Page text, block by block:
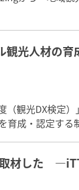
観光人材の育
観光DX検定）
成・認定する
材した